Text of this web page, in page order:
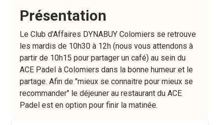
Présentation
Le Club d'Affaires DYNABUY Colomiers se retrouve
les mardis de 10h30 à 12h (nous vous attendons à
partir de 10h15 pour partager un café) au sein du
ACE Padel à Colomiers dans la bonne humeur et le
partage. Afin de "mieux se connaitre pour mieux se
recommander" le déjeuner au restaurant du ACE
Padel est en option pour finir la matinée.